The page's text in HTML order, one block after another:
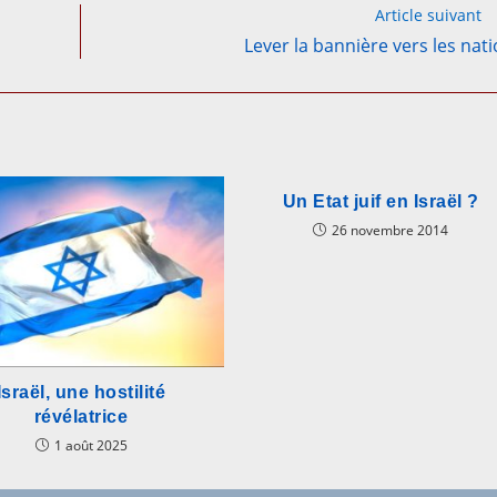
Article suivant
Lever la bannière vers les
Israël, une hostilité
révélatrice
1 août 2025
Un Etat juif en Israël ?
26 novembre 2014